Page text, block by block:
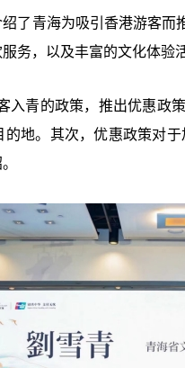
了青海为吸引香港游客
务，以及丰富的文化体验
入青的政策，推出优惠政
地。其次，优惠政策对